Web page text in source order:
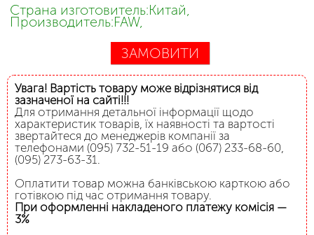
Страна изготовитель:Китай,
Производитель:FAW,
ЗАМОВИТИ
Увага! Вартість товару може відрізнятися від
зазначеної на сайті!!!
Для отримання детальної інформації щодо
характеристик товарів, їх наявності та вартості
звертайтеся до менеджерів компанії за
телефонами (095) 732-51-19 або (067) 233-68-60,
(095) 273-63-31.
Оплатити товар можна банківською карткою або
готівкою під час отримання товару.
При оформленні накладеного платежу комісія —
3%